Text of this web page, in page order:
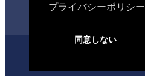
聴音（初級編）
Home ProfileDiscography
プライバシーポリシー
同意しない